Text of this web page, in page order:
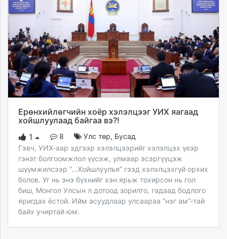
unuudur.mn
mglradio.com
fact.mn
itoim.mn
tumen.mn
shuum.mn
times.mn
tvmongolia.mn
mass.mn
unegui.mn
assa.mn
toim.mn
tac.mn
paparazzi.mn
unread.today
Ерөнхийлөгчийн хоёр хэлэлцээг УИХ яагаад
хойшлуулаад байгаа вэ?!
1
8 Улс төр, Бусад
Гэвч, УИХ-аар эдгээр хэлэлцээрийг хэлэлцэх үеэр
гэнэт болгоомжлол үүсэж, улмаар эсэргүүцэж
шүүмжилсээр “…Хойшлуулъя” гээд хэлэлцэхгүй орхих
болов. Уг нь энэ бүхнийг хэн ярьж тохирсон нь гол
биш, Монгол Улсын л дотоод зорилго, гадаад бодлого
яригдах ёстой. Ийм асуудлаар улсаараа “нэг ам”-тай
байх учиртай юм.